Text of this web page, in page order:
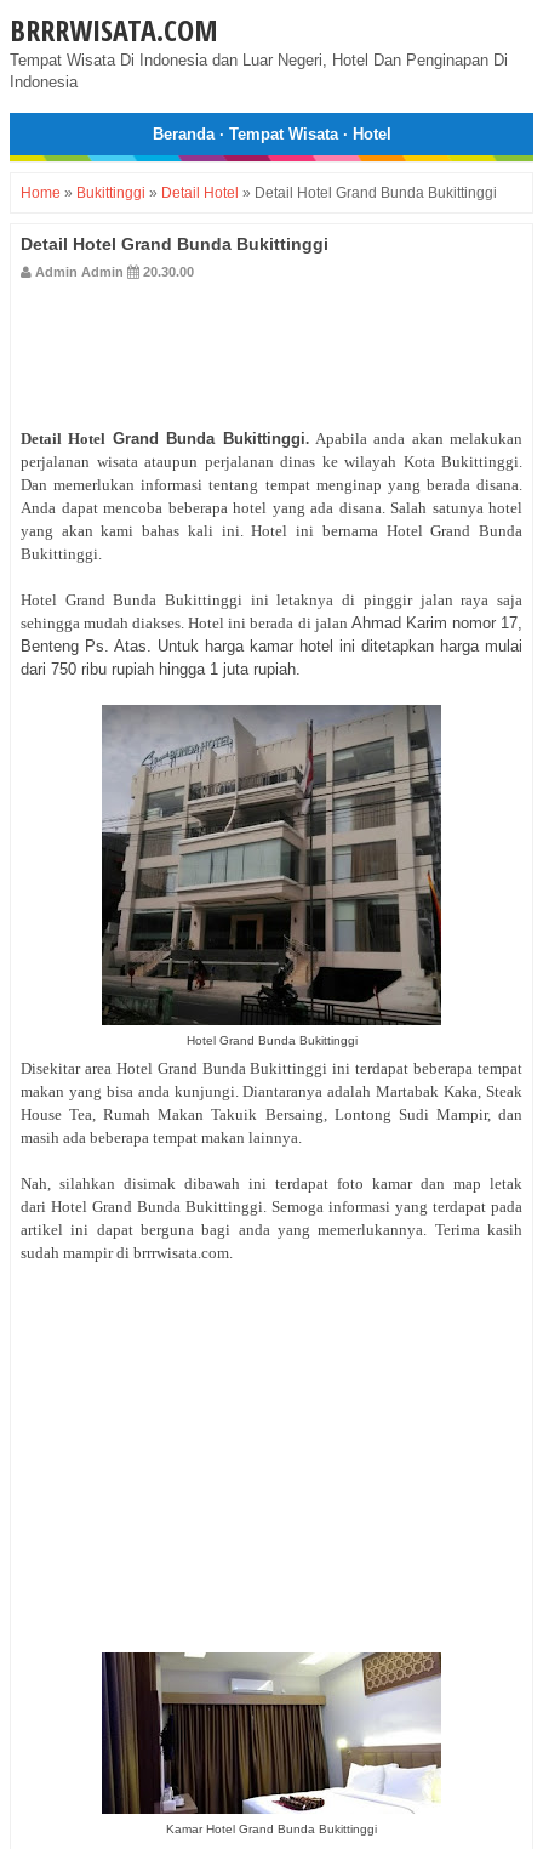
BRRRWISATA.COM
Tempat Wisata Di Indonesia dan Luar Negeri, Hotel Dan Penginapan Di
Indonesia
Beranda· Tempat Wisata· Hotel
Home » Bukittinggi » Detail Hotel » Detail Hotel Grand Bunda Bukittinggi
Detail Hotel Grand Bunda Bukittinggi
Admin Admin 20.30.00
Detail Hotel Grand Bunda Bukittinggi. Apabila anda akan melakukan
perjalanan wisata ataupun perjalanan dinas ke wilayah Kota Bukittinggi.
Dan memerlukan informasi tentang tempat menginap yang berada disana.
Anda dapat mencoba beberapa hotel yang ada disana. Salah satunya hotel
yang akan kami bahas kali ini. Hotel ini bernama Hotel Grand Bunda
Bukittinggi.
Hotel Grand Bunda Bukittinggi ini letaknya di pinggir jalan raya saja
sehingga mudah diakses. Hotel ini berada di jalan Ahmad Karim nomor 17,
Benteng Ps. Atas. Untuk harga kamar hotel ini ditetapkan harga mulai
dari 750 ribu rupiah hingga 1 juta rupiah.
Hotel Grand Bunda Bukittinggi
Disekitar area Hotel Grand Bunda Bukittinggi ini terdapat beberapa tempat
makan yang bisa anda kunjungi. Diantaranya adalah Martabak Kaka, Steak
House Tea, Rumah Makan Takuik Bersaing, Lontong Sudi Mampir, dan
masih ada beberapa tempat makan lainnya.
Nah, silahkan disimak dibawah ini terdapat foto kamar dan map letak
dari Hotel Grand Bunda Bukittinggi. Semoga informasi yang terdapat pada
artikel ini dapat berguna bagi anda yang memerlukannya. Terima kasih
sudah mampir di brrrwisata.com.
Kamar Hotel Grand Bunda Bukittinggi